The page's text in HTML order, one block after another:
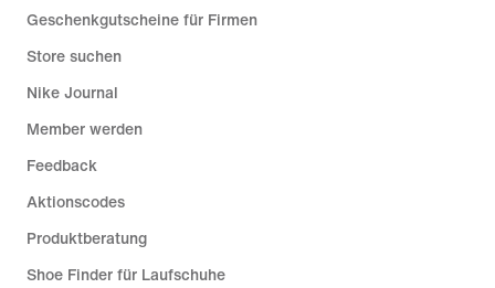
Geschenkgutscheine für Firmen
Store suchen
Nike Journal
Member werden
Feedback
Aktionscodes
Produktberatung
Shoe Finder für Laufschuhe